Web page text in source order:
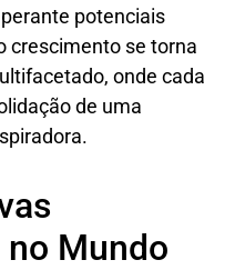
potenciais
crescimento se torna
onde cada
de uma
Mundo